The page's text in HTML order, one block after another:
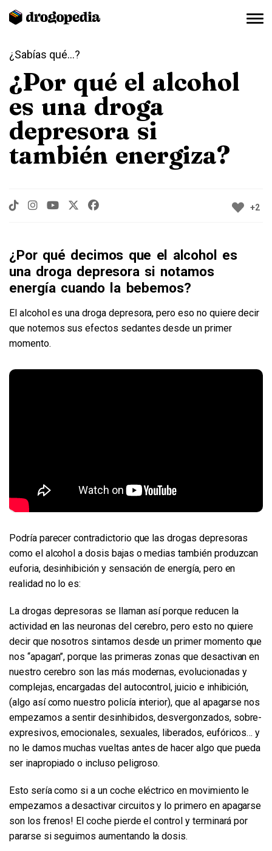
¿Sabías qué...?
¿Por qué el alcohol
es una droga
depresora si
también energiza?
+2
¿Por qué decimos que el alcohol es
una droga depresora si notamos
energía cuando la bebemos?
El alcohol es una droga depresora, pero eso no quiere decir
que notemos sus efectos sedantes desde un primer
momento.
Podría parecer contradictorio que las drogas depresoras
como el alcohol a dosis bajas o medias también produzcan
euforia, desinhibición y sensación de energía, pero en
realidad no lo es:
La drogas depresoras se llaman así porque reducen la
actividad en las neuronas del cerebro, pero esto no quiere
decir que nosotros sintamos desde un primer momento que
nos “apagan”, porque las primeras zonas que desactivan en
nuestro cerebro son las más modernas, evolucionadas y
complejas, encargadas del autocontrol, juicio e inhibición,
(algo así como nuestro policía interior), que al apagarse nos
empezamos a sentir desinhibidos, desvergonzados, sobre-
expresivos, emocionales, sexuales, liberados, eufóricos… y
no le damos muchas vueltas antes de hacer algo que pueda
ser inapropiado o incluso peligroso.
Esto sería como si a un coche eléctrico en movimiento le
empezamos a desactivar circuitos y lo primero en apagarse
son los frenos! El coche pierde el control y terminará por
pararse si seguimos aumentando la dosis.